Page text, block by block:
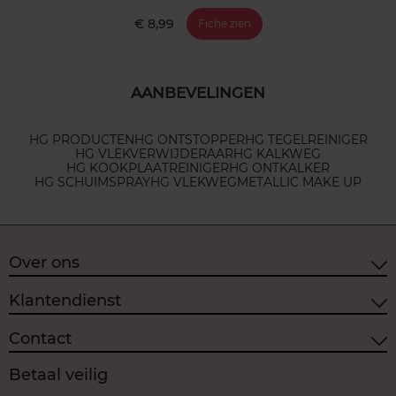
€ 8,99 Fiche zien
AANBEVELINGEN
HG PRODUCTENHG ONTSTOPPERHG TEGELREINIGER
HG VLEKVERWIJDERAARHG KALKWEG
HG KOOKPLAATREINIGERHG ONTKALKER
HG SCHUIMSPRAYHG VLEKWEGMETALLIC MAKE UP
Over ons
Klantendienst
Contact
Betaal veilig